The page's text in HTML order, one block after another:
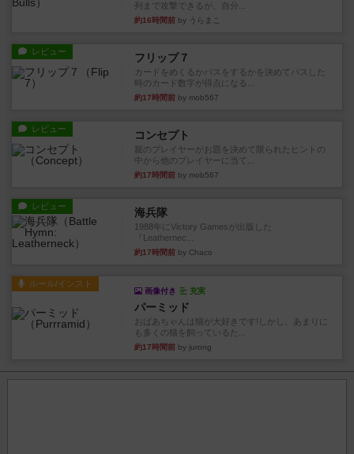
列まで攻撃できるが、自分...
約16時間前 by うらまこ
レビュー フリップ７
カードをめくるかパスをするかを決めてパスした
時のカード数字が得点になる...
約17時間前 by mob567
レビュー コンセプト
親のプレイヤーがお題を決めて限られたヒントの
中から他のプレイヤーに当て...
約17時間前 by mob567
レビュー 海兵隊
1988年にVictory Gamesが出版した
『Leathernec...
約17時間前 by Chaco
ルール/インスト
画像付き 充実
パーミッド
おばあちゃんは猫が大好きです!しかし、あまりに
も多くの猫を飼っているた...
約17時間前 by jurong